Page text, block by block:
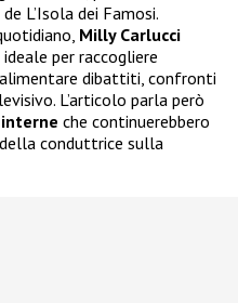
L’Isola dei Famosi.
Milly Carlucci
per raccogliere
alimentare dibattiti, confronti
L’articolo parla però
che continuerebbero
conduttrice sulla